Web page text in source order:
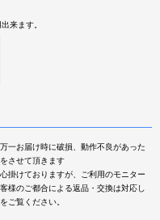
の休業となります。1月4日から通
/ リセラのピーリングマシンが入
EMS・LED、キャビテーション
来ます。
一お届け時に破損、動作不良があった
させて頂きます
掛けておりますが、ご利用のモニター
様のご都合による返品・交換は対応し
ご覧ください。